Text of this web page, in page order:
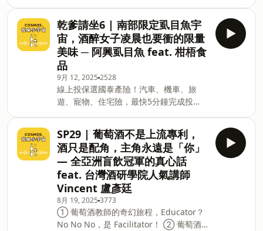
名：日本料理、中餐廳、牛肉麵 ⋯ 十多
間名單不藏私全公開！ ✎ 本集特別來賓 ─
泠姊 Lillian Chen 愛運動也愛喝酒的大正
妹 / 不小心就拿了不定向飛靶冠軍 / 自由
× 有趣 × 持續進化中 更多餐搭宇宙，來聽
餐桌小宇宙！ #跟著泠姊吃天下 #聽完
這集就會瘦 #琴酒加無糖茶很好喝 宇宙
接線生：
369-168｜104台北市中山區南京東路三
段130號8-13樓 —— 以上為 Firstory
Podcast 廣告 —— 【最後一天！餐桌小
宇宙 × 柑梧食品 中秋團購活動】 ① 有品
味＝有錢？ 揭開品味迷思：當代潮流只是
複製貼上？ ② 好吃的東西藏在哪裡？不
信評論不信榜，真 FOODIE 都靠「鼻子」
找餐廳 ③ 用最喜歡的杯子喝最苦的水 ─
生活儀式感的哲學，自律從微習慣開始
④ 藍白拖、茄芷袋可以很時尚！ 談台灣
文化輸出的盲點與本土精緻化的可能 ⑤
別再 NO SHOW！請珍惜還在撐的餐廳與
社區小食堂 ✎ 本集特別來賓 ─ Howard
餐桌哲學家 / 品味潛行者 / 儀式感自律系
吃貨 【最後一天！餐桌小宇宙 × 柑梧食品
中秋
乾爹請坐6 | 南部限定虱目魚宇
宙，酒醉女子凌晨也要衝的限量
美味 ─ 阿興虱目魚 feat. 柑梧食
品
9月 12, 2025 2528
線上投保選國泰產險！汽車、機車、旅
遊、寵物、住宅險，最快5分鐘完成投
立即到位！ https://fstry.pse.is/9edfcd
—— 以上為 Firstory Podcast 廣告 ——
吉時保： https://fstry.pse.is/9ep3rh 免
指定車牌、車型，用車前1小時投保，手
機投保5分鐘新安東京海上產險｜0800-
369-168｜104台北市中山區南京東路三
段130號8-13樓 —— 以上為 Firstory
Podcast 廣告 —— 【餐桌小宇宙 × 柑梧
食品 中秋團購活動】 ① 台南名店「阿興
SP29 | 葡萄酒不是上流專利，
酒只是配角，主角永遠是「你」
— 全亞洲盲飲冠軍的真心話
feat. 台灣酒研學院人氣講師
Vincent 盧彥廷
8月 19, 2025 3773
① 葡萄酒教師的奇幻旅程，Educator？
No No No，是 Facilitator！ ② 葡萄酒